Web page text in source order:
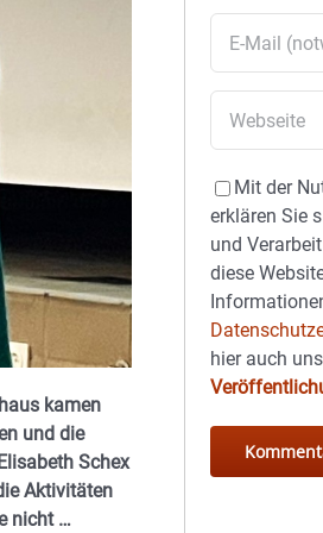
kamen
und die
Schex
Aktivitäten
nicht …
Mit der
erklären Sie
und
diese
hier auch